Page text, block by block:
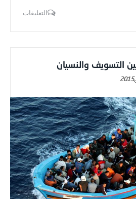
التعليقات
التسويف والنسيان